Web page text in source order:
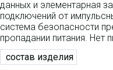
данных и элементарная
подключений от
система безопасности
пропадании питания. Нет
состав изделия